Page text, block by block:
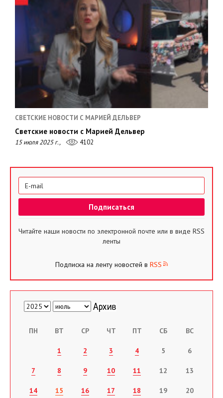
СВЕТСКИЕ НОВОСТИ С МАРИЕЙ ДЕЛЬВЕР
Светские новости с Марией Дельвер
15 июля 2025 г., 4102
Читайте наши новости по электронной почте или в виде RSS
ленты
Подписка на ленту новостей в RSS
ПН ВТ СР ЧТ ПТ СБ ВС
1 2 3 4 5 6
7 8 9 10 11 12 13
14 15 16 17 18 19 20